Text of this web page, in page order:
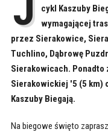
cykl Kaszuby
wymagającej
przez Sierakowice,
Tuchlino, Dąbrowę
Sierakowicach. Ponadto
Sierakowickiej '5 (5 km)
Kaszuby Biegają.
Na biegowe święto